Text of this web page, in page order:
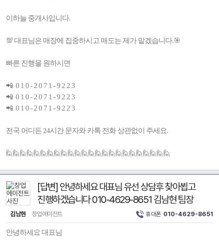
이하늘 중개사입니다.
💯 대표님은 매장에 집중하시고 매도는 제가 맡겠습니다.🎯
빠른 진행을 원하시면
📲 0 1 0 - 2 0 7 1 - 9 2 2 3
📲 0 1 0 - 2 0 7 1 - 9 2 2 3
📲 0 1 0 - 2 0 7 1 - 9 2 2 3
전국 어디든 24시간 문자와 카톡 전화 상관없이 주세요.
🙋🙋🙋🙋🙋🙋🙋🙋🙋🙋🙋🙋🙋🙋🙋🙋🙋🙋🙋🙋🙋🙋🙋🙋
[답변] 안녕하세요 대표님 유선 상담후 찾아뵙고
진행하겠습니다 010-4629-8651 김남현 팀장
김남현 창업에이전트 휴대폰 010-4629-8651
안녕하세요 대표님